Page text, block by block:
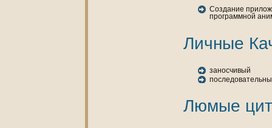
Создание
программной
Личные
заносчивый
Люмые